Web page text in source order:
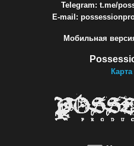
Telegram: t.me/
E-mail:
Мобильная